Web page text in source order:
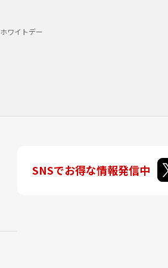
ホワイトデー
SNSでお得な情報発信中